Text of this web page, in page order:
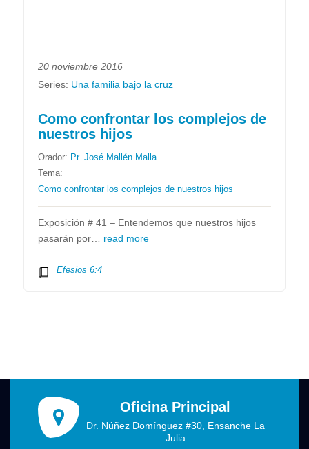
20 noviembre 2016
Series: Una familia bajo la cruz
Como confrontar los complejos de
nuestros hijos
Orador: Pr. José Mallén Malla
Tema:
Como confrontar los complejos de nuestros hijos
Exposición # 41 – Entendemos que nuestros hijos
pasarán por… read more
Efesios 6:4
Oficina Principal
Dr. Núñez Domínguez #30, Ensanche La
Julia